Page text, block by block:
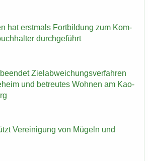
hat erst­mals Fort­bil­dung zum Kom­
durch­ge­führt
Ziel­ab­wei­chungs­ver­fah­ren
und be­treu­tes Woh­nen am Kao­
Ver­ei­ni­gung von Mü­geln und